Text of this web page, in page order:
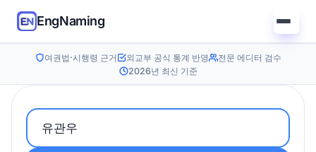
EngNaming
여권법·시행령 근거 외교부 공식 통계 반영
전문 에디터 검수
2026년 최신 기준